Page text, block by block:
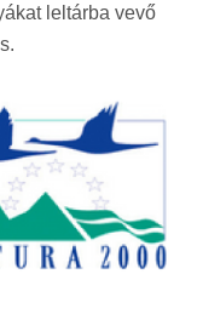
leltárba vevő